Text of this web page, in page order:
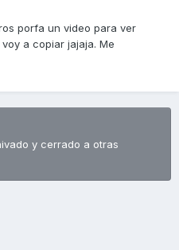
porfa un video para ver
a copiar jajaja. Me
y cerrado a otras